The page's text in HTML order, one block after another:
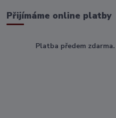
Přijímáme online platby
Platba předem zdarma.